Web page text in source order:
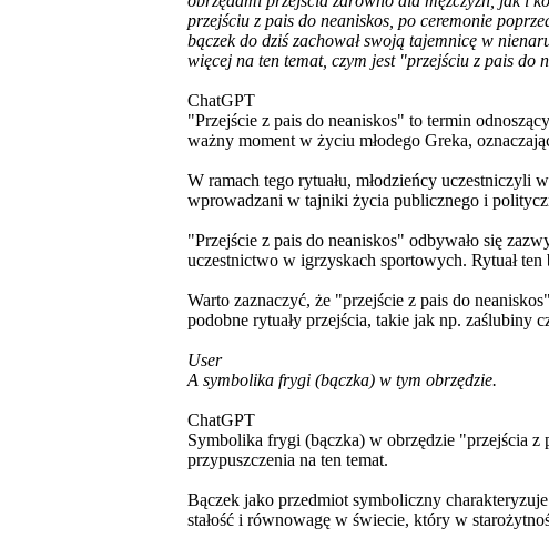
przejściu z pais do neaniskos, po ceremonie
bączek do dziś zachował swoją tajemnicę w
więcej na ten temat, czym jest "przejściu z pais do
ChatGPT
"Przejście z pais do neaniskos" to termin
ważny moment w życiu młodego Greka,
W ramach tego rytuału, młodzieńcy uczestniczyli
wprowadzani w tajniki życia publicznego i
"Przejście z pais do neaniskos" odbywało się
uczestnictwo w igrzyskach sportowych. Rytuał ten
Warto zaznaczyć, że "przejście z pais do
podobne rytuały przejścia, takie jak np. zaślubiny
User
A symbolika frygi (bączka) w tym obrzędzie.
ChatGPT
Symbolika frygi (bączka) w obrzędzie "przejścia z
przypuszczenia na ten temat.
Bączek jako przedmiot symboliczny
stałość i równowagę w świecie, który w